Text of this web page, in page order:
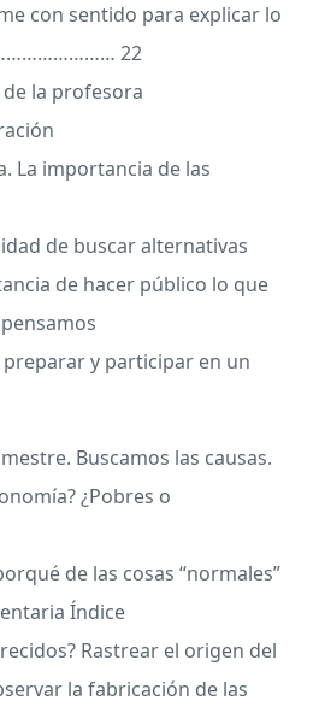
con sentido para explicar lo
22
la profesora
La importancia de las
de buscar alternativas
de hacer público lo que
preparar y participar en un
Buscamos las causas.
¿Pobres o
de las cosas “normales”
Índice
Rastrear el origen del
la fabricación de las